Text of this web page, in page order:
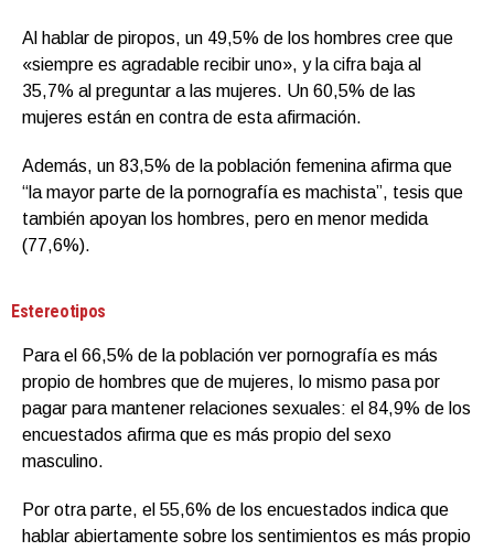
Al hablar de piropos, un 49,5% de los hombres cree que
«siempre es agradable recibir uno», y la cifra baja al
35,7% al preguntar a las mujeres. Un 60,5% de las
mujeres están en contra de esta afirmación.
Además, un 83,5% de la población femenina afirma que
“la mayor parte de la pornografía es machista”, tesis que
también apoyan los hombres, pero en menor medida
(77,6%).
Estereotipos
Para el 66,5% de la población ver pornografía es más
propio de hombres que de mujeres, lo mismo pasa por
pagar para mantener relaciones sexuales: el 84,9% de los
encuestados afirma que es más propio del sexo
masculino.
Por otra parte, el 55,6% de los encuestados indica que
hablar abiertamente sobre los sentimientos es más propio